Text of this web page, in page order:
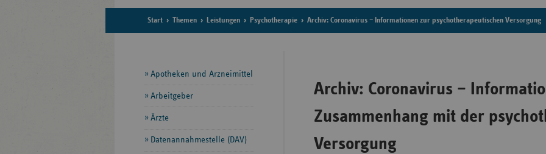
der
Start Themen Leistungen Psychotherapie Archiv: Coronavirus – Informationen zur psychotherapeutischen Versorgung
Archiv: Coronavirus –
Zusammenhang mit der
Versorgung
Seitennavigation
Apotheken und Arzneimittel
Arbeitgeber
Ärzte
Datenannahmestelle (DAV)